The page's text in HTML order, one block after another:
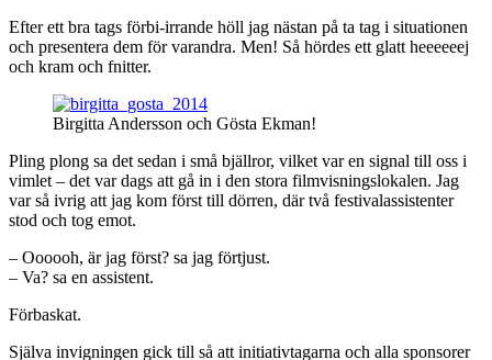
Efter ett bra tags förbi-irrande höll jag nästan på ta tag i situationen
och presentera dem för varandra. Men! Så hördes ett glatt heeeeeej
och kram och fnitter.
Birgitta Andersson och Gösta Ekman!
Pling plong sa det sedan i små bjällror, vilket var en signal till oss i
vimlet – det var dags att gå in i den stora filmvisningslokalen. Jag
var så ivrig att jag kom först till dörren, där två festivalassistenter
stod och tog emot.
– Oooooh, är jag först? sa jag förtjust.
– Va? sa en assistent.
Förbaskat.
Själva invigningen gick till så att initiativtagarna och alla sponsorer